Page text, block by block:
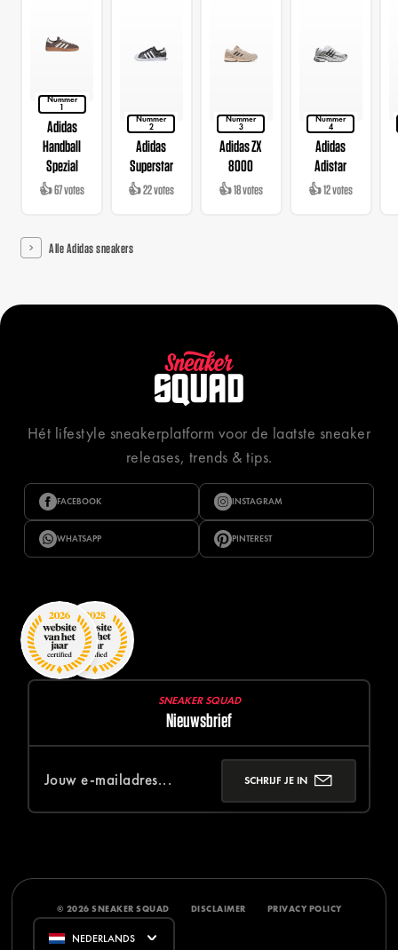
Nummer
1
Adidas
Handball
Spezial
👍 67 votes
Nummer
2
Adidas
Superstar
👍 22 votes
Nummer
3
Adidas ZX
8000
👍 18 votes
Nummer
4
Adidas
Adistar
👍 12 votes
Alle Adidas sneakers
Hét lifestyle sneakerplatform voor de laatste sneaker
releases, trends & tips.
FACEBOOK INSTAGRAM
WHATSAPP PINTEREST
SNEAKER SQUAD
Nieuwsbrief
SCHRIJF JE IN
© 2026 SNEAKER SQUAD DISCLAIMER PRIVACY POLICY
NEDERLANDS